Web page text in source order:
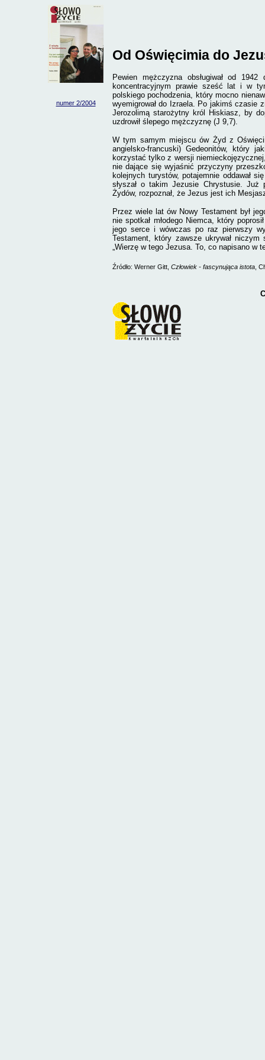
numer 2/2004
Od Oświęcimia do
Pewien mężczyzna obsługiwał od
koncentracyjnym prawie sześć lat i w
polskiego pochodzenia, który mocno
wyemigrował do Izraela. Po jakimś czasie
Jerozolimą starożytny król Hiskiasz, by
uzdrowił ślepego mężczyznę (J 9,7).
W tym samym miejscu ów Żyd z
angielsko-francuski) Gedeonitów, który
korzystać tylko z wersji
nie dające się wyjaśnić przyczyny
kolejnych turystów, potajemnie oddawał
słyszał o takim Jezusie Chrystusie. Już
Żydów, rozpoznał, że Jezus jest ich
Przez wiele lat ów Nowy Testament był
nie spotkał młodego Niemca, który
jego serce i wówczas po raz pierwszy
Testament, który zawsze ukrywał niczym
„Wierzę w tego Jezusa. To, co napisano w
Źródło: Werner Gitt, Człowiek - fascynująca istota,